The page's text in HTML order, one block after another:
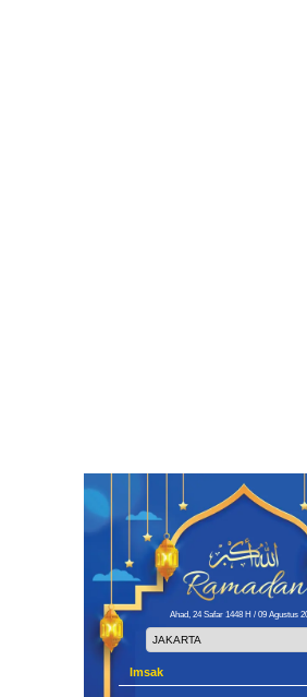
Ahad, 24 Safar 1448 H / 09 Agustus
Imsak